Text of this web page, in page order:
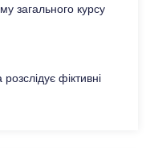
загального курсу
фіктивні